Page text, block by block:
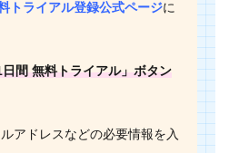
トライアル登録公式ページに
日間 無料トライアル」ボタン
アドレスなどの必要情報を入